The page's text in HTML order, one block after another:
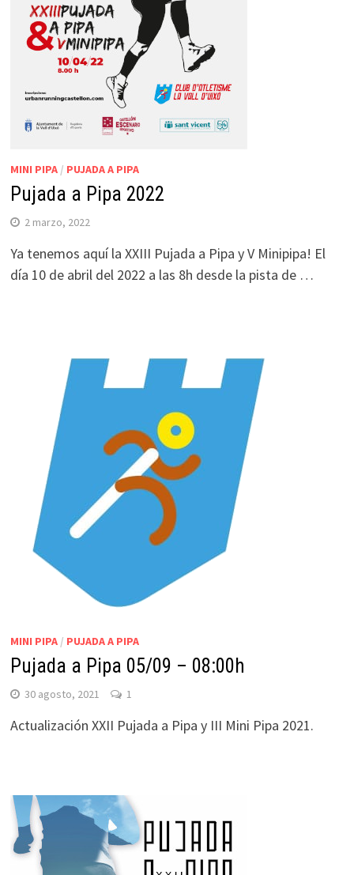
MINI PIPA/ PUJADA A PIPA
Pujada a Pipa 2022
2 marzo, 2022
Ya tenemos aquí la XXIII Pujada a Pipa y V Minipipa! El
día 10 de abril del 2022 a las 8h desde la pista de …
MINI PIPA/ PUJADA A PIPA
Pujada a Pipa 05/09 – 08:00h
30 agosto, 2021 1
Actualización XXII Pujada a Pipa y III Mini Pipa 2021.